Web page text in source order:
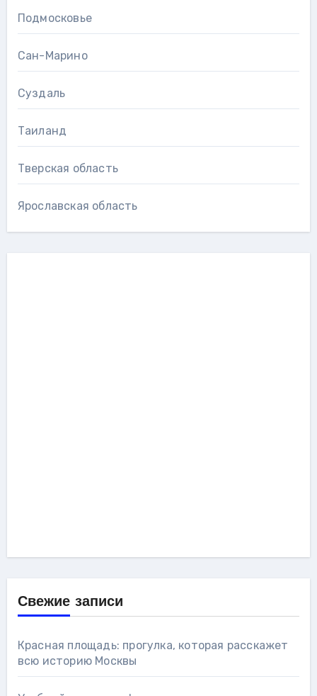
Подмосковье
Сан-Марино
Суздаль
Таиланд
Тверская область
Ярославская область
Свежие записи
Красная площадь: прогулка, которая расскажет
всю историю Москвы